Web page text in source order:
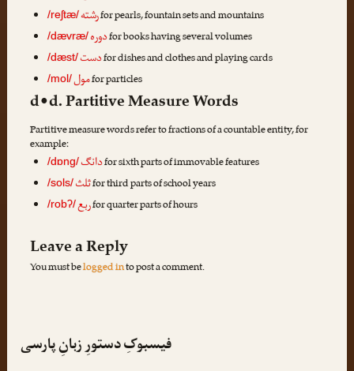
/reʃtæ/رشتهfor pearls, fountain sets and mountains
/dævræ/دورهfor books having several volumes
/dæst/دستfor dishes and clothes and playing cards
/mol/مولfor particles
d•d. Partitive Measure Words
Partitive measure words refer to fractions of a countable entity, for
example:
/dɒng/دانگfor sixth parts of immovable features
/sols/ثلثfor third parts of school years
/robʔ/ربعfor quarter parts of hours
Leave a Reply
You must belogged into post a comment.
فیسبوکِ دستورِ زبانِ پارسی